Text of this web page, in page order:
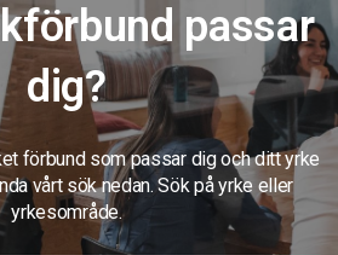
passar
dig?
förbund som passar dig och ditt yrke
vårt sök nedan. Sök på yrke eller
yrkesområde.